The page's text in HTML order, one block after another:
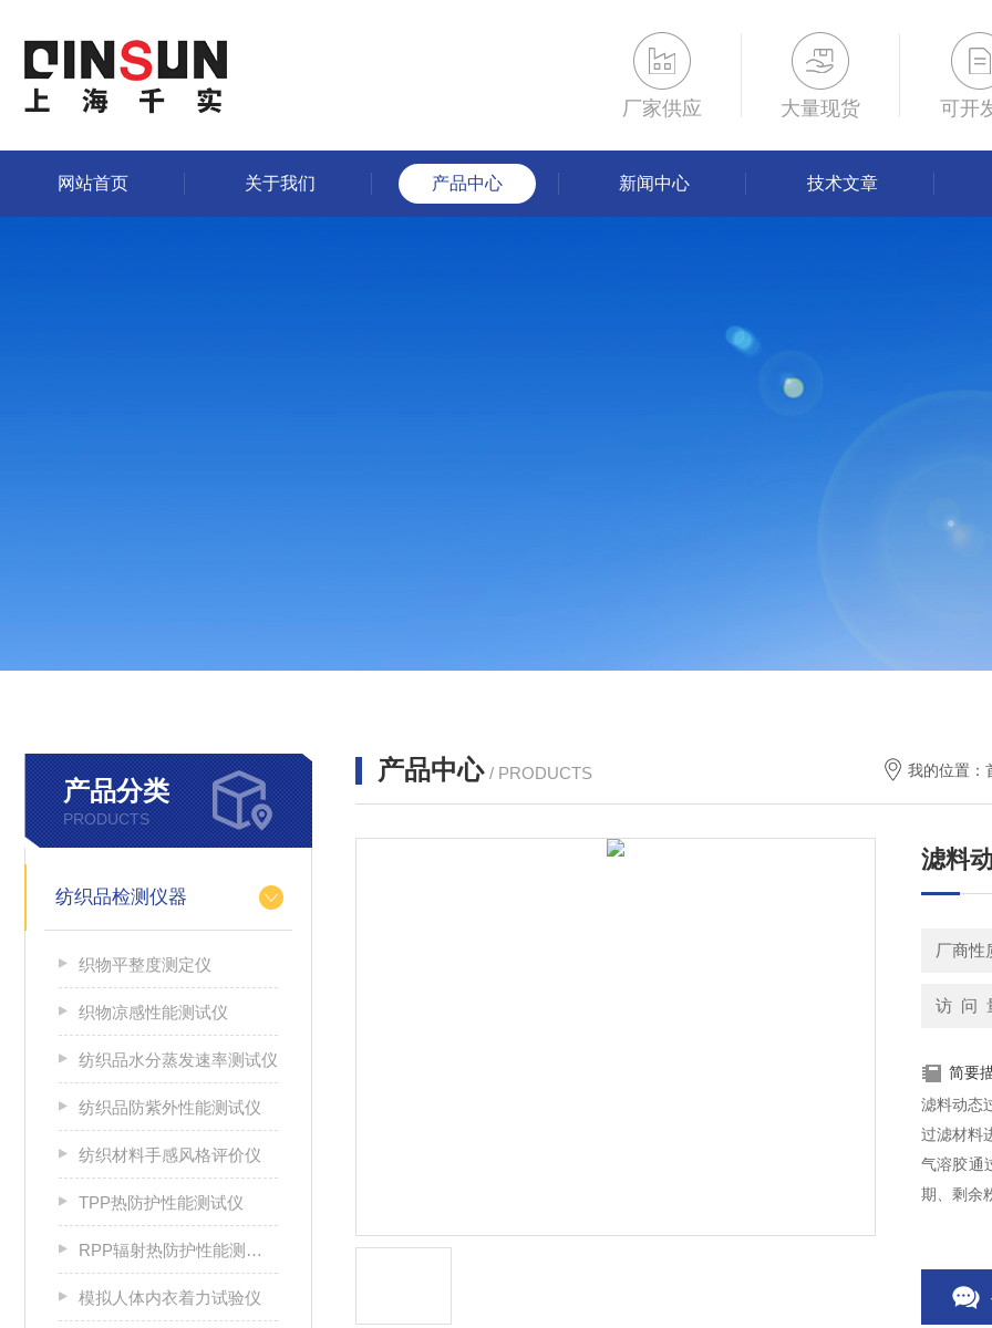
厂家供应 大量现货 可开
网站首页 关于我们 产品中心 新闻中心 技术文章
产品分类
PRODUCTS
纺织品检测仪器
织物平整度测定仪
织物凉感性能测试仪
纺织品水分蒸发速率测试仪
纺织品防紫外性能测试仪
纺织材料手感风格评价仪
TPP热防护性能测试仪
RPP辐射热防护性能测试仪
模拟人体内衣着力试验仪
产品中心 / PRODUCTS 我的位置：
滤料
厂商性
访 问
简要
滤料动态
过滤材料
气溶胶通
期、剩余